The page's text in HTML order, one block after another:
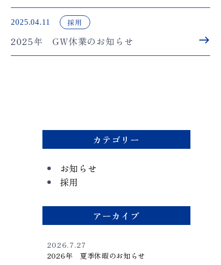
2025.04.11 採用
2025年 GW休業のお知らせ east
カテゴリー
お知らせ
採用
アーカイブ
2026.7.27
2026年 夏季休暇のお知らせ